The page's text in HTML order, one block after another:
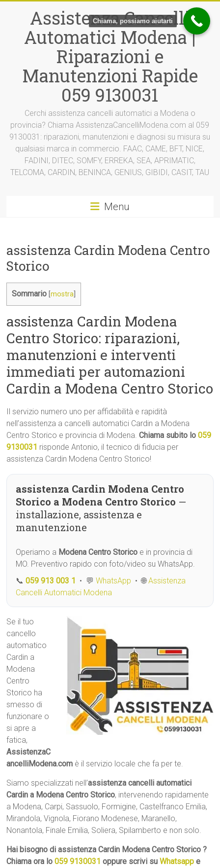
contenutoAssistenza Cancelli
Automatici Modena |
Riparazioni e
Manutenzioni Rapide
059 9130031
Cerchi assistenza cancelli automatici a Modena o
provincia? Chiama AssistenzaCancelliModena.com al 059
9130031: riparazioni, manutenzioni e diagnosi su misura su
qualsiasi marca in commercio. FAAC, CAME, BFT, NICE,
FADINI, DITEC, SOMFY, ERREKA, SEA, APRIMATIC,
TELCOMA, CARDIN, BENINCA, GENIUS, GIBIDI, CASIT, TAU
Menu
assistenza Cardin Modena Centro
Storico
Sommario [mostra
assistenza Cardin Modena
Centro Storico: riparazioni,
manutenzioni e interventi
immediati per automazioni
Cardin a Modena Centro Storico
Il servizio numero uno per affidabilità e rapidità
nell’assistenza a cancelli automatici Cardin a Modena
Centro Storico e provincia di Modena.Chiama subito lo059
9130031 risponde Antonio, il tecnico di fiducia per
assistenza Cardin Modena Centro Storico!
assistenza Cardin Modena Centro
Storico a Modena Centro Storico —
installazione, assistenza e
manutenzione
Operiamo a Modena Centro Storico e in provincia di
MO. Preventivo rapido con foto/video su WhatsApp.
📞059 913 003 1 • 💬WhatsApp • 🌐Assistenza
Cancelli Automatici Modena
Se il tuo
cancello
automatico
Cardin a
Modena
Centro
Storico ha
smesso di
funzionare o
si apre a
fatica,
AssistenzaC
ancelliModena.com è il servizio locale che fa per te.
Siamo specializzati nell’assistenza cancelli automatici
Cardin a Modena Centro Storico, intervenendo rapidamente
a Modena, Carpi, Sassuolo, Formigine, Castelfranco Emilia,
Mirandola, Vignola, Fiorano Modenese, Maranello,
Nonantola, Finale Emilia, Soliera, Spilamberto e non solo.
Hai bisogno di assistenza Cardin Modena Centro Storico ?
Chiama ora lo059 9130031 oppure scrivi suWhatsapp e
Chiama, possiamo aiutarti